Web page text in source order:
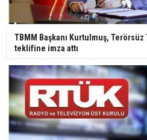
TBMM Başkanı Kurtulmuş,
teklifine imza attı